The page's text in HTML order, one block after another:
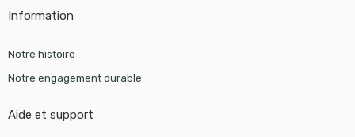
Information
Notre histoire
Notre engagement durable
Aide et support